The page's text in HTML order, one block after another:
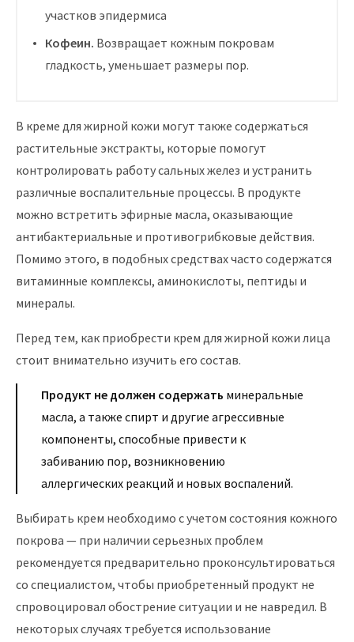
участков эпидермиса
Кофеин. Возвращает кожным покровам
гладкость, уменьшает размеры пор.
В креме для жирной кожи могут также содержаться
растительные экстракты, которые помогут
контролировать работу сальных желез и устранить
различные воспалительные процессы. В продукте
можно встретить эфирные масла, оказывающие
антибактериальные и противогрибковые действия.
Помимо этого, в подобных средствах часто содержатся
витаминные комплексы, аминокислоты, пептиды и
минералы.
Перед тем, как приобрести крем для жирной кожи лица
стоит внимательно изучить его состав.
Продукт не должен содержать минеральные
масла, а также спирт и другие агрессивные
компоненты, способные привести к
забиванию пор, возникновению
аллергических реакций и новых воспалений.
Выбирать крем необходимо с учетом состояния кожного
покрова — при наличии серьезных проблем
рекомендуется предварительно проконсультироваться
со специалистом, чтобы приобретенный продукт не
спровоцировал обострение ситуации и не навредил. В
некоторых случаях требуется использование